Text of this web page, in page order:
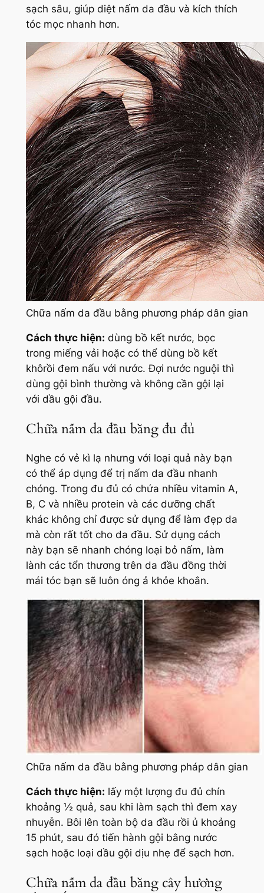
sạch sâu, giúp diệt nấm da đầu và kích thích
tóc mọc nhanh hơn.
Chữa nấm da đầu bằng phương pháp dân gian
Cách thực hiện: dùng bồ kết nước, bọc
trong miếng vải hoặc có thể dùng bồ kết
khôrồi đem nấu với nước. Đợi nước nguội thì
dùng gội bình thường và không cần gội lại
với dầu gội đầu.
Chữa nấm da đầu bằng đu đủ
Nghe có vẻ kì lạ nhưng với loại quả này bạn
có thể áp dụng để trị nấm da đầu nhanh
chóng. Trong đu đủ có chứa nhiều vitamin A,
B, C và nhiều protein và các dưỡng chất
khác không chỉ được sử dụng để làm đẹp da
mà còn rất tốt cho da đầu. Sử dụng cách
này bạn sẽ nhanh chóng loại bỏ nấm, làm
lành các tổn thương trên da đầu đồng thời
mái tóc bạn sẽ luôn óng ả khỏe khoắn.
Chữa nấm da đầu bằng phương pháp dân gian
Cách thực hiện: lấy một lượng đu đủ chín
khoảng ½ quả, sau khi làm sạch thì đem xay
nhuyễn. Bôi lên toàn bộ da đầu rồi ủ khoảng
15 phút, sau đó tiến hành gội bằng nước
sạch hoặc loại dầu gội dịu nhẹ để sạch hơn.
Chữa nấm da đầu bằng cây hương